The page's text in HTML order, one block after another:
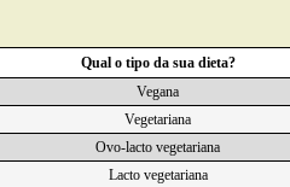
Qual o tipo da sua dieta?
Vegana
Vegetariana
Ovo-lacto vegetariana
Lacto vegetariana